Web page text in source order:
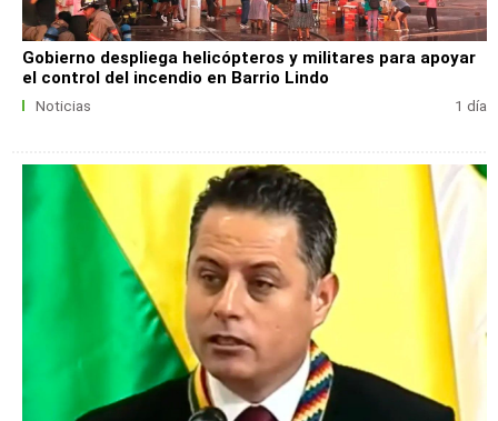
Gobierno despliega helicópteros y militares para apoyar
el control del incendio en Barrio Lindo
Noticias 1 día